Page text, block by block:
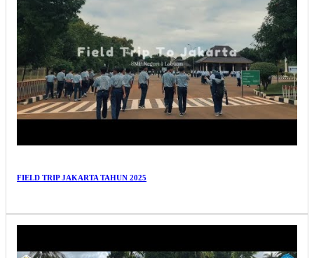
FIELD TRIP JAKARTA TAHUN 2025